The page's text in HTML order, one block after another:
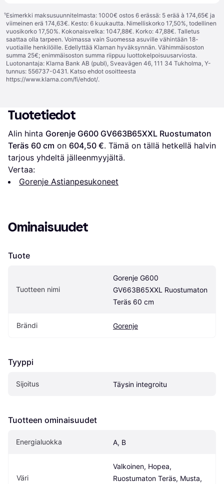
¹Esimerkki maksusuunnitelmasta: 1000€ ostos 6 erässä: 5 erää à 174,65€ ja
viimeinen erä 174,63€. Kesto: 6 kuukautta. Nimelliskorko 17,50%, todellinen
vuosikorko 17,50%. Kokonaisvelka: 1047,88€. Korko: 47,88€. Talletus
saattaa olla tarpeen. Voimassa vain Suomessa asuville vähintään 18-
vuotiaille henkilöille. Edellyttää Klarnan hyväksynnän. Vähimmäisoston
summa 25€; enimmäisoston summa riippuu luottokelpoisuusarviosta.
Luotonantaja: Klarna Bank AB (publ), Sveavägen 46, 111 34 Tukholma, Y-
tunnus: 556737-0431. Katso ehdot osoitteesta
https://www.klarna.com/fi/ehdot/.
Tuotetiedot
Alin hinta Gorenje G600 GV663B65XXL Ruostumaton
Teräs 60 cm on 604,50 €. Tämä on tällä hetkellä halvin
tarjous yhdeltä jälleenmyyjältä.
Vertaa:
Gorenje Astianpesukoneet
Ominaisuudet
Tuote
Tuotteen nimi
Gorenje G600
GV663B65XXL Ruostumaton
Teräs 60 cm
Brändi Gorenje
Tyyppi
Sijoitus Täysin integroitu
Tuotteen ominaisuudet
Energialuokka A, B
Väri
Valkoinen, Hopea,
Ruostumaton Teräs, Musta,